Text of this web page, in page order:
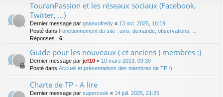
TouranPassion et les réseaux sociaux (Facebook,
Twitter, ...)
Dernier message par gnanvofredy « 13 oct. 2025, 16:19
Posté dans Fonctionnement du site : avis, demande, observations, ...
Réponses : 6
Guide pour les nouveaux ( et anciens ) membres :)
Dernier message par jef10 « 10 mars 2013, 09:39
Posté dans Accueil et présentations des membres de TP :)
Charte de TP - A lire
Dernier message par supercook « 14 juil. 2025, 21:25